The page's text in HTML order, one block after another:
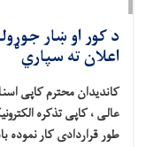
اعلان ته سپاري
کاندیدان محترم کاپی
عالی ، کاپی تذکره
طور قراردادی کار نموده